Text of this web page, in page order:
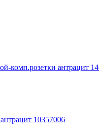
комп.розетки антрацит
10357006